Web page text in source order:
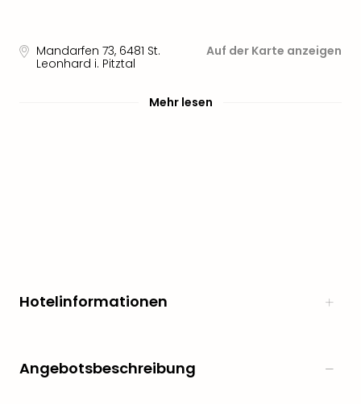
Mandarfen 73, 6481 St.
Leonhard i. Pitztal
Auf der Karte anzeigen
Mehr lesen
Hotelinformationen
Angebotsbeschreibung